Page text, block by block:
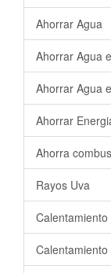
Ahorrar Agua
Ahorrar Agua
Ahorrar Agua
Ahorrar
Ahorra
Rayos Uva
Calentamiento
Calentamiento